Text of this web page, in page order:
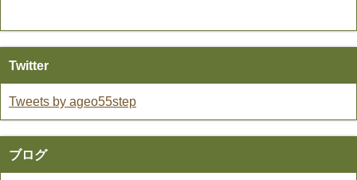
Twitter
Tweets by ageo55step
ブログ